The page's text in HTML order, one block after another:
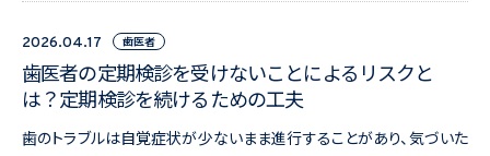
2026.04.17 歯医者
歯医者の定期検診を受けないことによるリスクと
は？定期検診を続けるための工夫
歯のトラブルは自覚症状が少ないまま進行することがあり、気づいた